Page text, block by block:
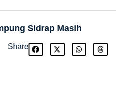
Sidrap Masih
Share